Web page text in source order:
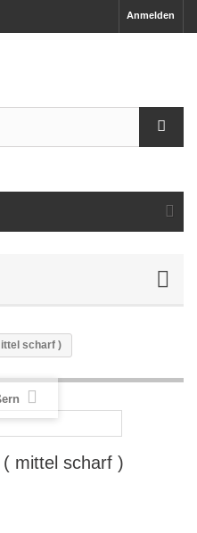
Anmelden
scharf )
mittel scharf )